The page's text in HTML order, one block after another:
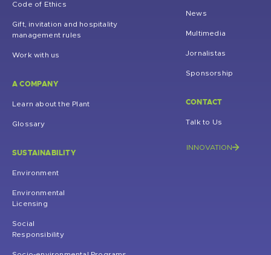
Code of Ethics
Gift, invitation and hospitality
management rules
Work with us
A COMPANY
Learn about the Plant
Glossary
SUSTAINABILITY
Environment
Environmental
Licensing
Social
Responsibility
News
Multimedia
Jornalistas
Sponsorship
CONTACT
Talk to Us
INNOVATION